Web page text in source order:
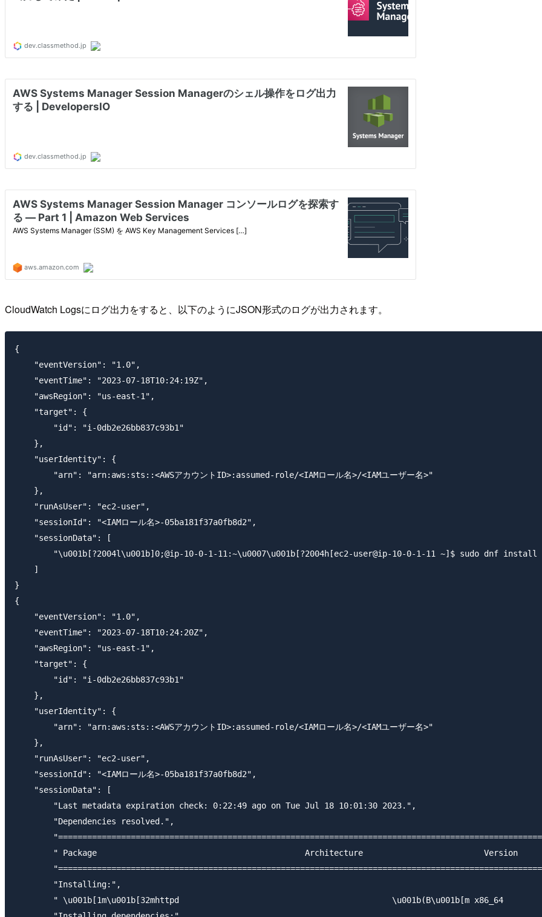
CloudWatch Logsにログ出力をすると、以下のようにJSON形式のログが出力されます。
{
    "eventVersion": "1.0",
    "eventTime": "2023-07-18T10:24:19Z",
    "awsRegion": "us-east-1",
    "target": {
        "id": "i-0db2e26bb837c93b1"
    },
    "userIdentity": {
        "arn": "arn:aws:sts::<AWSアカウントID>:assumed-role/<IAMロール名>/<IAMユーザー名>"
    },
    "runAsUser": "ec2-user",
    "sessionId": "<IAMロール名>-05ba181f37a0fb8d2",
    "sessionData": [
"\u001b[?2004l\u001b]0;@ip-10-0-1-11:~\u0007\u001b[?2004h[ec2-user@ip-10-0-1-11 ~]$ sudo dnf install
    ]
}
{
    "eventVersion": "1.0",
    "eventTime": "2023-07-18T10:24:20Z",
    "awsRegion": "us-east-1",
    "target": {
        "id": "i-0db2e26bb837c93b1"
    },
    "userIdentity": {
        "arn": "arn:aws:sts::<AWSアカウントID>:assumed-role/<IAMロール名>/<IAMユーザー名>"
    },
    "runAsUser": "ec2-user",
    "sessionId": "<IAMロール名>-05ba181f37a0fb8d2",
    "sessionData": [
        "Last metadata expiration check: 0:22:49 ago on Tue Jul 18 10:01:30 2023.",
        "Dependencies resolved.",
" Package                                           Architecture                         Version
        "Installing:",
" \u001b[1m\u001b[32mhttpd                                            \u001b(B\u001b[m x86_64